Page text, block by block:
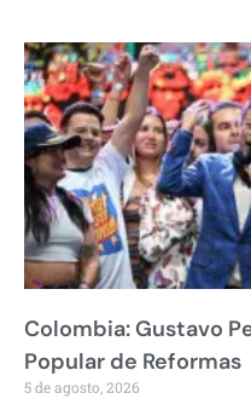
Colombia: Gustavo
Popular de Reformas
5 de agosto, 2026